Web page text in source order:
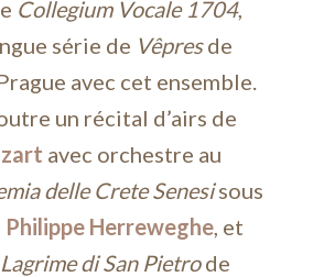
Collegium Vocale 1704,
série de Vêpresde
avec cet ensemble.
un récital d’airs de
avec orchestre au
delle Crete Senesisous
Philippe Herreweghe, et
di San Pietrode